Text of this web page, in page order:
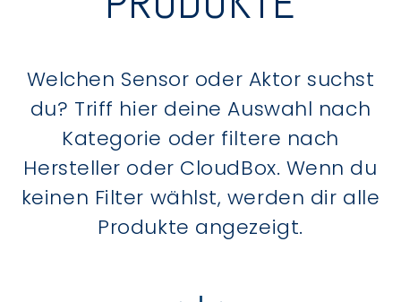
Welchen Sensor oder Aktor suchst
du? Triff hier deine Auswahl nach
Kategorie oder filtere nach
Hersteller oder CloudBox. Wenn du
keinen Filter wählst, werden dir alle
Produkte angezeigt.